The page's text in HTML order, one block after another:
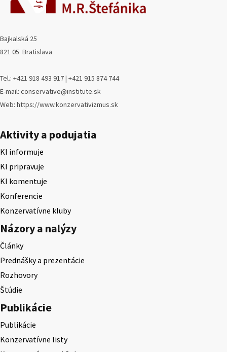
Bajkalská 25
821 05 Bratislava
Tel.: +421 918 493 917 | +421 915 874 744
E-mail: conservative@institute.sk
Web: https://www.konzervativizmus.sk
Aktivity a podujatia
KI informuje
KI pripravuje
KI komentuje
Konferencie
Konzervatívne kluby
Názory a nalýzy
Články
Prednášky a prezentácie
Rozhovory
Štúdie
Publikácie
Publikácie
Konzervatívne listy